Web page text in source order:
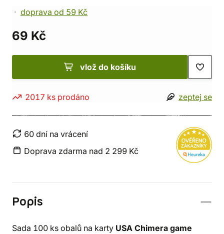
doprava od 59 Kč
69 Kč
vlož do košíku
2017 ks prodáno zeptej se
60 dní na vrácení
Doprava zdarma nad 2 299 Kč
Popis
Sada 100 ks obalů na karty USA Chimera game